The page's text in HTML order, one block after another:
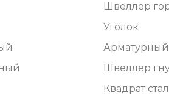
Швеллер
Уголок
Арматурный
Швеллер
Квадрат